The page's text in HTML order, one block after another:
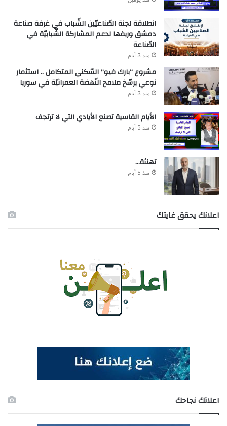
انطلاقة لجنة الصّناعيّين الشّباب في غرفة صناعة
دمشق وريفها لدعم المشاركة الشّبابيّة في
الصّناعة
منذ 3 أيام
مشروع “بارك فيو” السّكني المتكامل .. استثمار
نوعي يرسّخ ملامح النّهضة العمرانيّة في سوريا
منذ 3 أيام
الأيام القاسية تصنع الأيادي التي لا ترتجف
منذ 5 أيام
تهنئة…
منذ 5 أيام
اعلانك يحقق غايتك
اعلاتك نجاحك